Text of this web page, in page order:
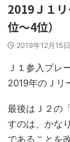
2019Ｊ１
位～4位）
2019年12月15日
Ｊ１参入プレ
2019年のＪリ
最後はＪ２の
すのは、かな
であることを